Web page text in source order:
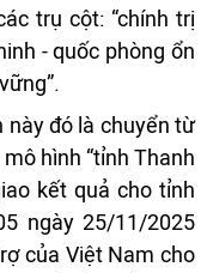
trụ cột: “chính trị
- quốc phòng ổn
này đó là chuyển từ
hình “tỉnh Thanh
kết quả cho tỉnh
ngày 25/11/2025
của Việt Nam cho